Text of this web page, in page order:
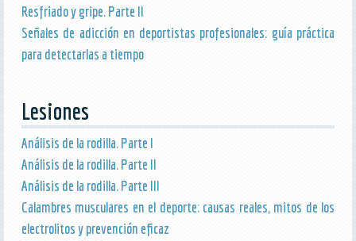
Resfriado y gripe. Parte II
Señales de adicción en deportistas profesionales: guía práctica
para detectarlas a tiempo
Lesiones
Análisis de la rodilla. Parte I
Análisis de la rodilla. Parte II
Análisis de la rodilla. Parte III
Calambres musculares en el deporte: causas reales, mitos de los
electrolitos y prevención eficaz